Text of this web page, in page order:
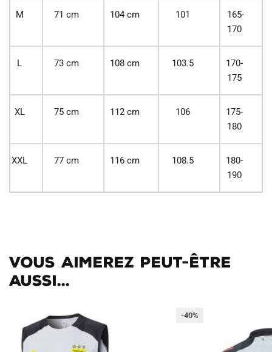
M 71 cm 104 cm 101
165-
170
L 73 cm 108 cm 103.5
170-
175
XL 75 cm 112 cm 106
175-
180
XXL 77 cm 116 cm 108.5
180-
190
Vous aimerez peut-être
aussi...
-40%